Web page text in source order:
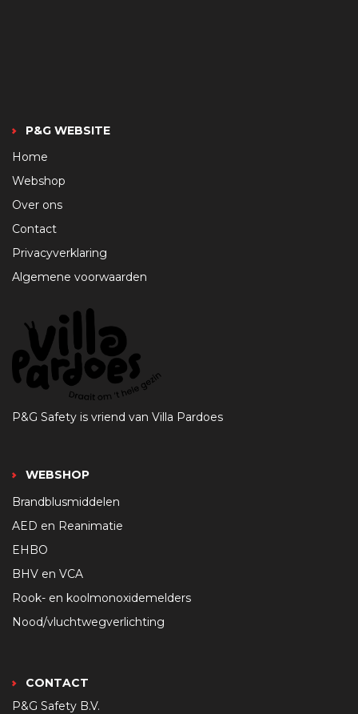
P&G WEBSITE
Home
Webshop
Over ons
Contact
Privacyverklaring
Algemene voorwaarden
P&G Safety is vriend van Villa Pardoes
WEBSHOP
Brandblusmiddelen
AED en Reanimatie
EHBO
BHV en VCA
Rook- en koolmonoxidemelders
Nood/vluchtwegverlichting
CONTACT
P&G Safety B.V.